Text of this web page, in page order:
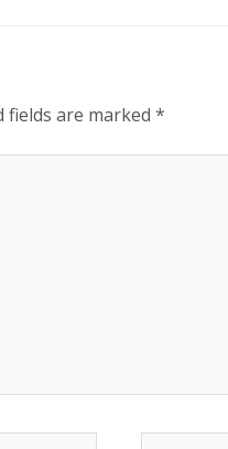
fields are marked *